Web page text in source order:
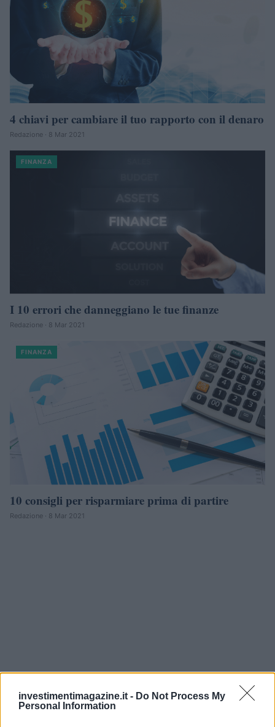
investimentimagazine.it - Do Not Process My
Personal Information
4 chiavi per cambiare il tuo rapporto con il denaro
Redazione · 8 Mar 2021
FINANZA
I 10 errori che danneggiano le tue finanze
Redazione · 8 Mar 2021
FINANZA
10 consigli per risparmiare prima di partire
Redazione · 8 Mar 2021